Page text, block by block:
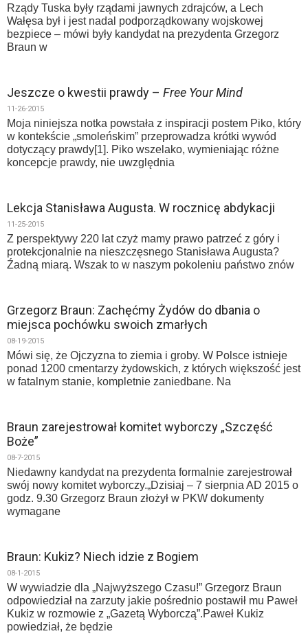
Rządy Tuska były rządami jawnych zdrajców, a Lech
Wałęsa był i jest nadal podporządkowany wojskowej
bezpiece – mówi były kandydat na prezydenta Grzegorz
Braun w
Jeszcze o kwestii prawdy – Free Your Mind
11-26-2015
Moja niniejsza notka powstała z inspiracji postem Piko, który
w kontekście „smoleńskim” przeprowadza krótki wywód
dotyczący prawdy[1]. Piko wszelako, wymieniając różne
koncepcje prawdy, nie uwzględnia
Lekcja Stanisława Augusta. W rocznicę abdykacji
11-25-2015
Z perspektywy 220 lat czyż mamy prawo patrzeć z góry i
protekcjonalnie na nieszczęsnego Stanisława Augusta?
Źadną miarą. Wszak to w naszym pokoleniu państwo znów
Grzegorz Braun: Zachęćmy Żydów do dbania o
miejsca pochówku swoich zmarłych
08-19-2015
Mówi się, że Ojczyzna to ziemia i groby. W Polsce istnieje
ponad 1200 cmentarzy żydowskich, z których większość jest
w fatalnym stanie, kompletnie zaniedbane. Na
Braun zarejestrował komitet wyborczy „Szczęść
Boże”
08-7-2015
Niedawny kandydat na prezydenta formalnie zarejestrował
swój nowy komitet wyborczy.„Dzisiaj – 7 sierpnia AD 2015 o
godz. 9.30 Grzegorz Braun złożył w PKW dokumenty
wymagane
Braun: Kukiz? Niech idzie z Bogiem
08-1-2015
W wywiadzie dla „Najwyższego Czasu!” Grzegorz Braun
odpowiedział na zarzuty jakie pośrednio postawił mu Paweł
Kukiz w rozmowie z „Gazetą Wyborczą”.Paweł Kukiz
powiedział, że będzie